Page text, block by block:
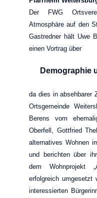
Der FWG
Atmosphäre auf den
Gastredner hält Uwe
einen Vortrag über
Demographie
da dies in absehbarer
Ortsgemeinde
Berens vom
Oberfell, Gottfried
alternatives Wohnen
und berichten über
dem Wohnprojekt
erfolgreich umgesetzt
interessierten